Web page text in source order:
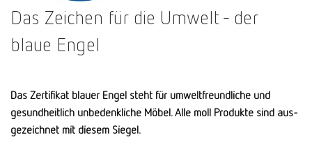
Das Zeichen für die Umwelt - der
blaue Engel
Das Zertifikat blauer Engel steht für umweltfreundliche und
gesund­heitlich un­be­denkliche Möbel. Alle moll Produkte sind aus­
gezeichnet mit diesem Siegel.